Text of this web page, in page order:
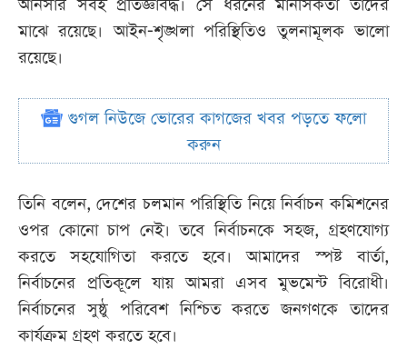
আনসার সবই প্রতিজ্ঞাবদ্ধ। সে ধরনের মানসিকতা তাদের
মাঝে রয়েছে। আইন-শৃঙ্খলা পরিস্থিতিও তুলনামূলক ভালো
রয়েছে।
গুগল নিউজে ভোরের কাগজের খবর পড়তে ফলো
করুন
তিনি বলেন, দেশের চলমান পরিস্থিতি নিয়ে নির্বাচন কমিশনের
ওপর কোনো চাপ নেই। তবে নির্বাচনকে সহজ, গ্রহণযোগ্য
করতে সহযোগিতা করতে হবে। আমাদের স্পষ্ট বার্তা,
নির্বাচনের প্রতিকূলে যায় আমরা এসব মুভমেন্ট বিরোধী।
নির্বাচনের সুষ্ঠু পরিবেশ নিশ্চিত করতে জনগণকে তাদের
কার্যক্রম গ্রহণ করতে হবে।